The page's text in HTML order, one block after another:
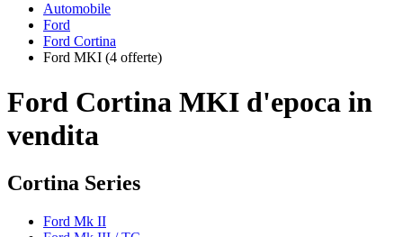
Automobile
Ford
Ford Cortina
Ford MKI (4 offerte)
Ford Cortina MKI d'epoca in
vendita
Cortina Series
Ford Mk II